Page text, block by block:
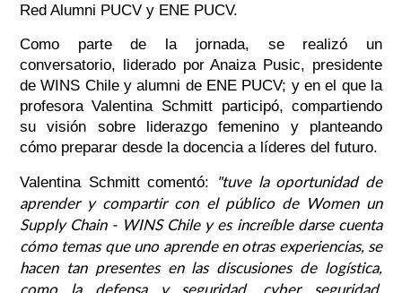
Red Alumni PUCV y ENE PUCV.
Como parte de la jornada, se realizó un
conversatorio, liderado por Anaiza Pusic, presidente
de WINS Chile y alumni de ENE PUCV; y en el que la
profesora Valentina Schmitt participó, compartiendo
su visión sobre liderazgo femenino y planteando
cómo preparar desde la docencia a líderes del futuro.
Valentina Schmitt comentó:
"tuve la oportunidad de
aprender y compartir con el público de Women un
Supply Chain - WINS Chile y es increíble darse cuenta
cómo temas que uno aprende en otras experiencias, se
hacen tan presentes en las discusiones de logística,